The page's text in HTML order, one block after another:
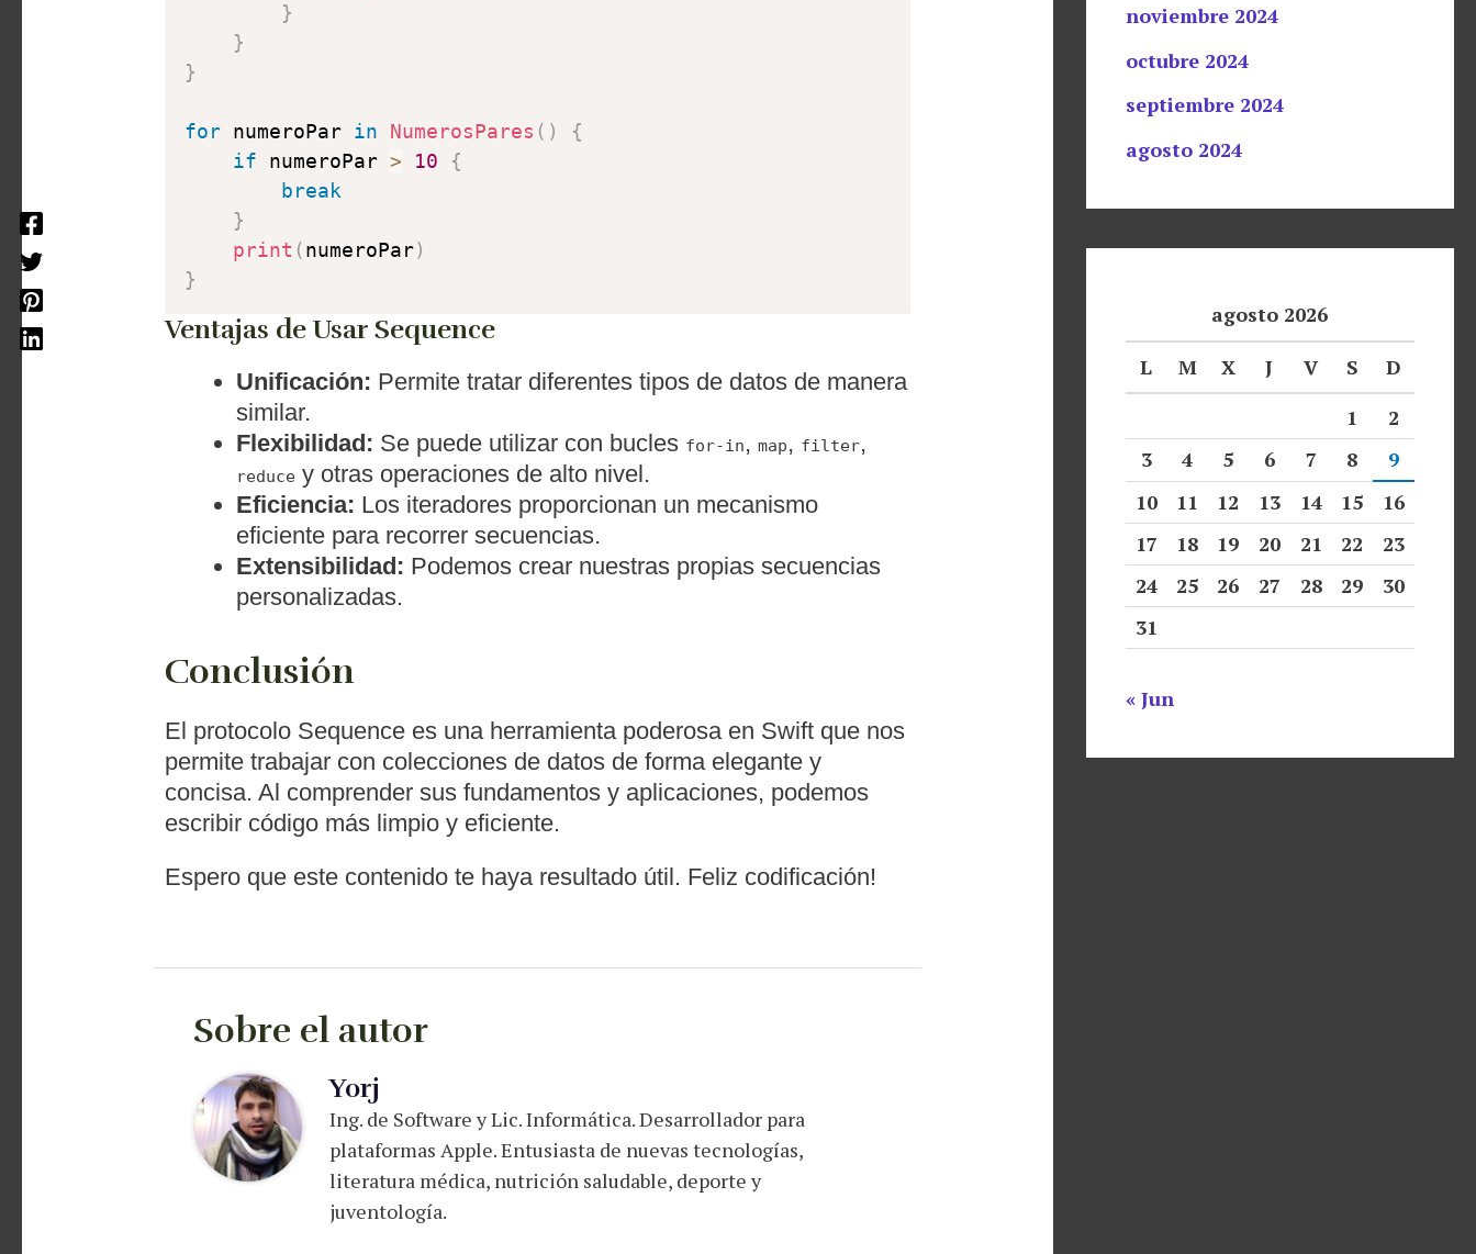
}
}
}
for numeroPar in NumerosPares ( )
{
if numeroPar > 10
{
break
}
print (numeroPar)
}
Ventajas de Usar Sequence
Unificación: Permite tratar diferentes tipos de datos de manera
similar.
Flexibilidad: Se puede utilizar con bucles for-in, map, filter,
reducey otras operaciones de alto nivel.
Eficiencia: Los iteradores proporcionan un mecanismo
eficiente para recorrer secuencias.
Extensibilidad: Podemos crear nuestras propias secuencias
personalizadas.
Conclusión
El protocolo Sequence es una herramienta poderosa en Swift que nos
permite trabajar con colecciones de datos de forma elegante y
concisa. Al comprender sus fundamentos y aplicaciones, podemos
escribir código más limpio y eficiente.
Espero que este contenido te haya resultado útil. Feliz codificación!
Sobre el autor
Yorj
Ing. de Software y Lic. Informática. Desarrollador para
plataformas Apple. Entusiasta de nuevas tecnologías,
literatura médica, nutrición saludable, deporte y
juventología.
noviembre 2024
octubre 2024
septiembre 2024
agosto 2024
agosto 2026
L
M X J V S
D
1
2
3
4 5 6 7 8
9
10
11 12 13 14 15
16
17
18 19 20 21 22
23
24
25 26 27 28 29
30
31
« Jun